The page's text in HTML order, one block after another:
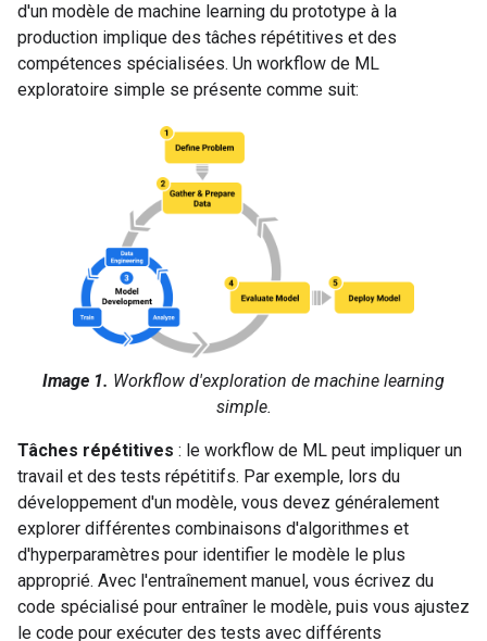
d'un modèle de machine learning du prototype à la
production implique des tâches répétitives et des
compétences spécialisées. Un workflow de ML
exploratoire simple se présente comme suit:
Image 1. Workflow d'exploration de machine learning
simple.
Tâches répétitives : le workflow de ML peut impliquer un
travail et des tests répétitifs. Par exemple, lors du
développement d'un modèle, vous devez généralement
explorer différentes combinaisons d'algorithmes et
d'hyperparamètres pour identifier le modèle le plus
approprié. Avec l'entraînement manuel, vous écrivez du
code spécialisé pour entraîner le modèle, puis vous ajustez
le code pour exécuter des tests avec différents